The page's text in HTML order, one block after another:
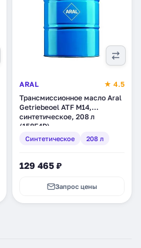
ARAL
★ 4.5
Трансмиссионное масло Aral
Getriebeoel ATF М14,
синтетическое, 208 л
(158E4D)
Синтетическое 208 л
129 465 ₽
Запрос цены